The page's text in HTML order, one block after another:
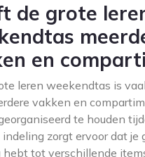
de grote
en
leren weekendtas is
vakken en
te houden
zorgt ervoor dat je
hebt tot verschillende